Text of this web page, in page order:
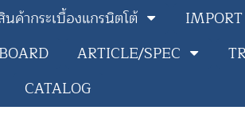
นค้ากระเบื้องแกรนิตโต้ IMPORT
ARTICLE/SPEC
CATALOG